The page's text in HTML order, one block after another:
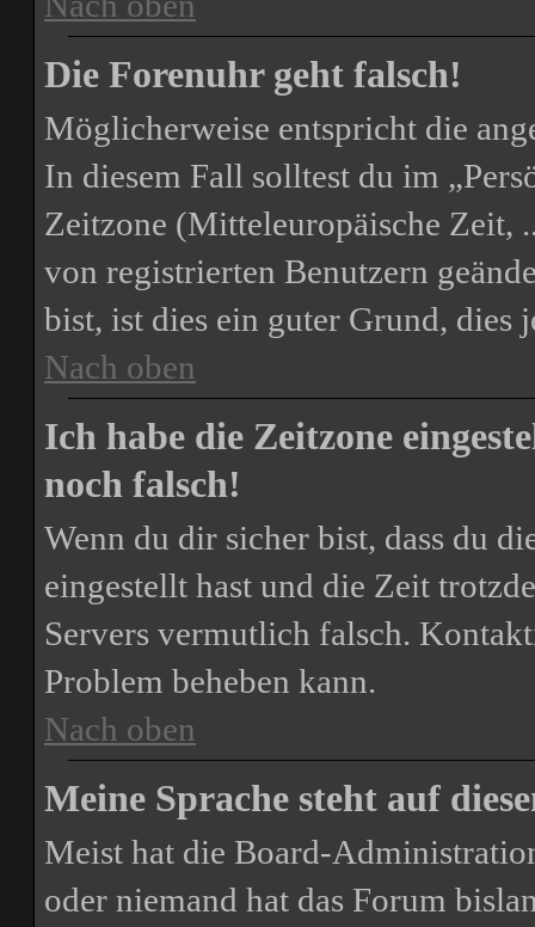
Die Forenuhr geht falsch!
Möglicherweise entspricht die
In diesem Fall solltest du im
Zeitzone (Mitteleuropäische Zeit,
von registrierten Benutzern
bist, ist dies ein guter Grund, dies
Nach oben
Ich habe die Zeitzone
noch falsch!
Wenn du dir sicher bist, dass du
eingestellt hast und die Zeit
Servers vermutlich falsch.
Problem beheben kann.
Nach oben
Meine Sprache steht auf
Meist hat die Board-
oder niemand hat das Forum